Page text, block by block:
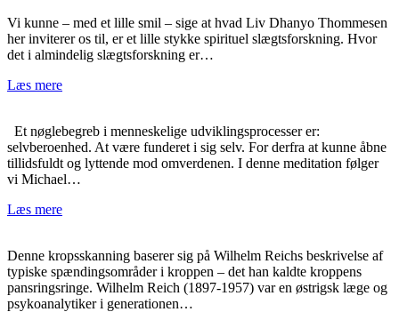
Vi kunne – med et lille smil – sige at hvad Liv Dhanyo Thommesen
her inviterer os til, er et lille stykke spirituel slægtsforskning. Hvor
det i almindelig slægtsforskning er…
Læs mere
Et nøglebegreb i menneskelige udviklingsprocesser er:
selvberoenhed. At være funderet i sig selv. For derfra at kunne åbne
tillidsfuldt og lyttende mod omverdenen. I denne meditation følger
vi Michael…
Læs mere
Denne kropsskanning baserer sig på Wilhelm Reichs beskrivelse af
typiske spændingsområder i kroppen – det han kaldte kroppens
pansringsringe. Wilhelm Reich (1897-1957) var en østrigsk læge og
psykoanalytiker i generationen…